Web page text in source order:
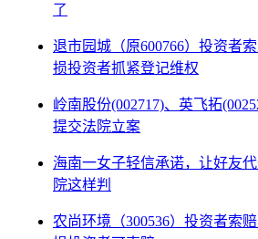
了
退市园城（原600766）投资者
损投资者抓紧登记维权
岭南股份(002717)、英飞拓
提交法院立案
海南一女子轻信承诺，让好友
院这样判
农尚环境（300536）投资者索